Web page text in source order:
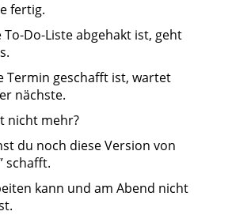
fertig.
To-Do-Liste abgehakt ist, geht
Termin geschafft ist, wartet
nächste.
nicht mehr?
du noch diese Version von
schafft.
kann und am Abend nicht